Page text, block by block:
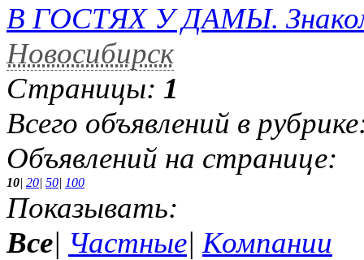
В ГОСТЯХ У ДАМЫ.
Новосибирск
Страницы: 1
Всего объявлений в
Объявлений на странице:
10| 20| 50| 100
Показывать:
Все| Частные| Компании